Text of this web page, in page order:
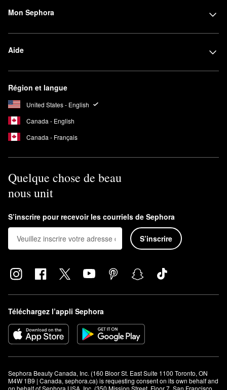
Mon Sephora
Aide
Région et langue
United States - English
Canada - English
Canada - Français
Quelque chose de beau
nous unit
S’inscrire pour recevoir les courriels de Sephora
S’inscrire
Téléchargez l’appli Sephora
Sephora Beauty Canada, Inc. (160 Bloor St. East Suite 1100 Toronto, ON
M4W 1B9 | Canada, sephora.ca) is requesting consent on its own behalf and
on behalf of Sephora USA, Inc. (350 Mission Street, Floor 7, San Francisco,